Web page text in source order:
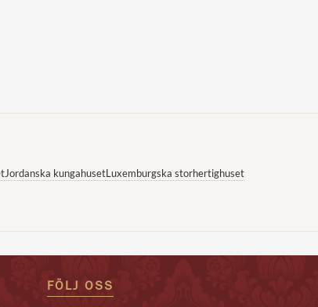
Jordanska kungahusetLuxemburgska storhertighuset
FÖLJ OSS